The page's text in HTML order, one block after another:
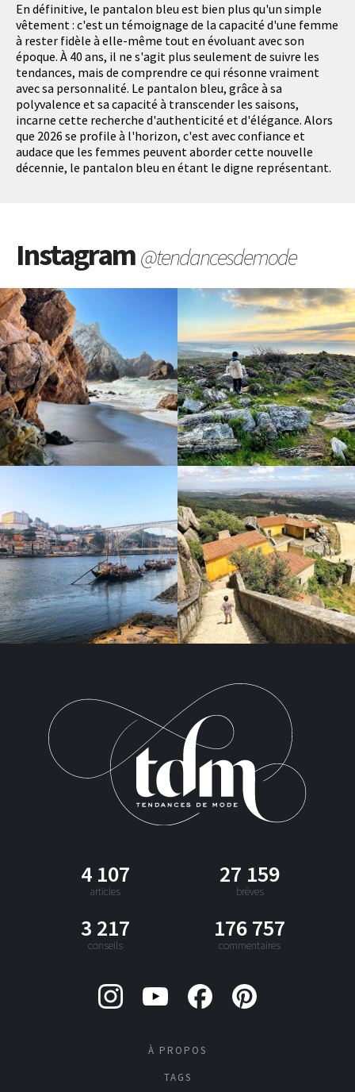
En définitive, le pantalon bleu est bien plus qu'un simple
vêtement : c'est un témoignage de la capacité d'une femme
à rester fidèle à elle-même tout en évoluant avec son
époque. À 40 ans, il ne s'agit plus seulement de suivre les
tendances, mais de comprendre ce qui résonne vraiment
avec sa personnalité. Le pantalon bleu, grâce à sa
polyvalence et sa capacité à transcender les saisons,
incarne cette recherche d'authenticité et d'élégance. Alors
que 2026 se profile à l'horizon, c'est avec confiance et
audace que les femmes peuvent aborder cette nouvelle
décennie, le pantalon bleu en étant le digne représentant.
Instagram@tendancesdemode
4 107
articles
27 159
brèves
3 217
conseils
176 757
commentaires
À PROPOS
TAGS